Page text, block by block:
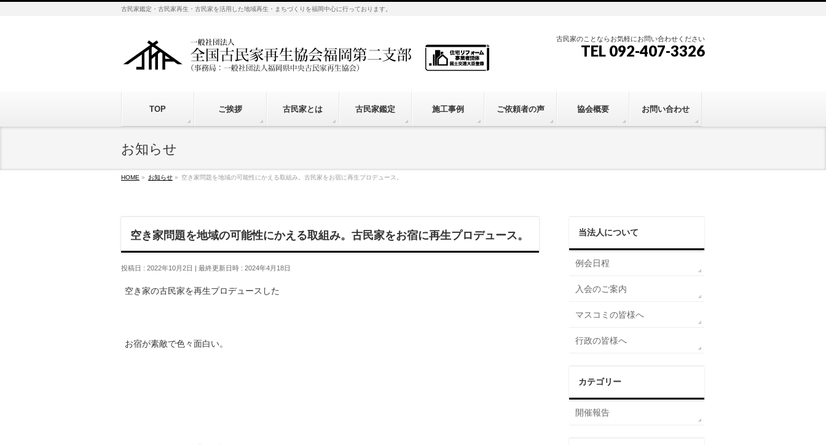
古民家鑑定・古民家再生・古民家を活用した地域再生・まちづくりを福岡中心に行っております。
古民家のことならお気軽にお問い合わせください
TEL 092-407-3326
TOP ご挨拶 古民家とは 古民家鑑定 施工事例 ご依頼者の声 協会概要 お問い合わせ
お知らせ
HOME » お知らせ » 空き家問題を地域の可能性にかえる取組み。古民家をお宿に再生プロデュース。
空き家問題を地域の可能性にかえる取組み。古民家をお宿に再生プロデュース。
投稿日 : 2022年10月2日 最終更新日時 : 2024年4月18日
空き家の古民家を再生プロデュースした
お宿が素敵で色々面白い。
当法人について
例会日程
入会のご案内
マスコミの皆様へ
行政の皆様へ
カテゴリー
開催報告